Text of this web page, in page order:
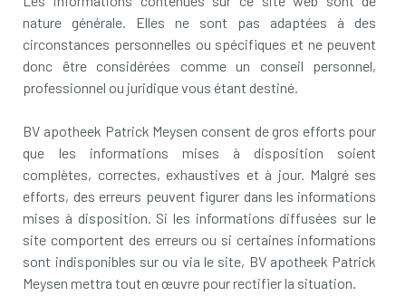
nature générale. Elles ne sont pas adaptées à des
circonstances personnelles ou spécifiques et ne peuvent
donc être considérées comme un conseil personnel,
professionnel ou juridique vous étant destiné.
BV apotheek Patrick Meysen consent de gros efforts pour
que les informations mises à disposition soient
complètes, correctes, exhaustives et à jour. Malgré ses
efforts, des erreurs peuvent figurer dans les informations
mises à disposition. Si les informations diffusées sur le
site comportent des erreurs ou si certaines informations
sont indisponibles sur ou via le site, BV apotheek Patrick
Meysen mettra tout en œuvre pour rectifier la situation.